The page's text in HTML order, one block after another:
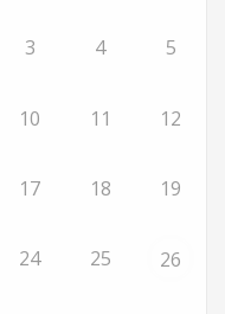
3 4 5
10 11 12
17 18 19
24 25 26